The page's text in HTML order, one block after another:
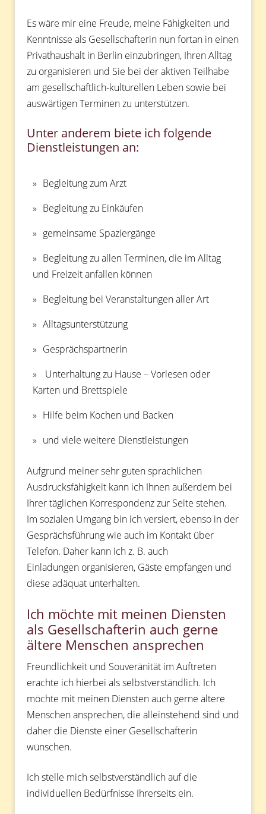
Es wäre mir eine Freude, meine Fähigkeiten und
Kenntnisse als Gesellschafterin nun fortan in einen
Privathaushalt in Berlin einzubringen, Ihren Alltag
zu organisieren und Sie bei der aktiven Teilhabe
am gesellschaftlich-kulturellen Leben sowie bei
auswärtigen Terminen zu unterstützen.
Unter anderem biete ich folgende
Dienstleistungen an:
Begleitung zum Arzt
Begleitung zu Einkäufen
gemeinsame Spaziergänge
Begleitung zu allen Terminen, die im Alltag
und Freizeit anfallen können
Begleitung bei Veranstaltungen aller Art
Alltagsunterstützung
Gesprächspartnerin
Unterhaltung zu Hause – Vorlesen oder
Karten und Brettspiele
Hilfe beim Kochen und Backen
und viele weitere Dienstleistungen
Aufgrund meiner sehr guten sprachlichen
Ausdrucksfähigkeit kann ich Ihnen außerdem bei
Ihrer täglichen Korrespondenz zur Seite stehen.
Im sozialen Umgang bin ich versiert, ebenso in der
Gesprächsführung wie auch im Kontakt über
Telefon. Daher kann ich z. B. auch
Einladungen organisieren, Gäste empfangen und
diese adäquat unterhalten.
Ich möchte mit meinen Diensten
als Gesellschafterin auch gerne
ältere Menschen ansprechen
Freundlichkeit und Souveränität im Auftreten
erachte ich hierbei als selbstverständlich. Ich
möchte mit meinen Diensten auch gerne ältere
Menschen ansprechen, die alleinstehend sind und
daher die Dienste einer Gesellschafterin
wünschen.
Ich stelle mich selbstverständlich auf die
individuellen Bedürfnisse Ihrerseits ein.